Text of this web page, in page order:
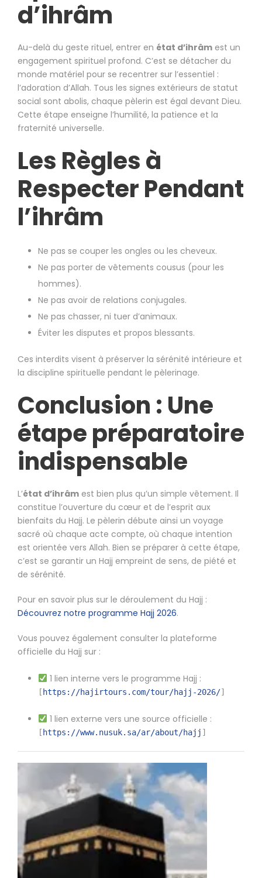
d’ihrâm
Au-delà du geste rituel, entrer en état d’ihrâm est un
engagement spirituel profond. C’est se détacher du
monde matériel pour se recentrer sur l’essentiel :
l’adoration d’Allah. Tous les signes extérieurs de statut
social sont abolis, chaque pèlerin est égal devant Dieu.
Cette étape enseigne l’humilité, la patience et la
fraternité universelle.
Les Règles à
Respecter Pendant
l’ihrâm
Ne pas se couper les ongles ou les cheveux.
Ne pas porter de vêtements cousus (pour les
hommes).
Ne pas avoir de relations conjugales.
Ne pas chasser, ni tuer d’animaux.
Éviter les disputes et propos blessants.
Ces interdits visent à préserver la sérénité intérieure et
la discipline spirituelle pendant le pèlerinage.
Conclusion : Une
étape préparatoire
indispensable
L’état d’ihrâm est bien plus qu’un simple vêtement. Il
constitue l’ouverture du cœur et de l’esprit aux
bienfaits du Hajj. Le pèlerin débute ainsi un voyage
sacré où chaque acte compte, où chaque intention
est orientée vers Allah. Bien se préparer à cette étape,
c’est se garantir un Hajj empreint de sens, de piété et
de sérénité.
Pour en savoir plus sur le déroulement du Hajj :
Découvrez notre programme Hajj 2026.
Vous pouvez également consulter la plateforme
officielle du Hajj sur :
1 lien interne vers le programme Hajj :
[ https://hajirtours.com/tour/hajj-2026/]
1 lien externe vers une source officielle :
[ https://www.nusuk.sa/ar/about/hajj ]